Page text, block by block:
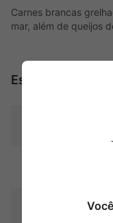
Carnes brancas
mar, além de queijos
Especificações
Produtor